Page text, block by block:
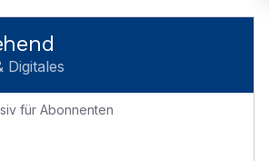
Digitales
für Abonnenten